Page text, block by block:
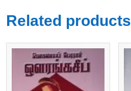
Related products